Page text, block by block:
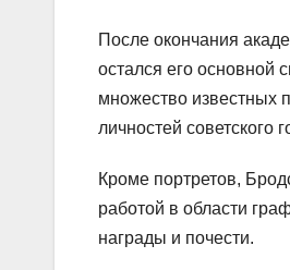
После окончания
остался его основной
множество известных
личностей советского
Кроме портретов,
работой в области
награды и почести.